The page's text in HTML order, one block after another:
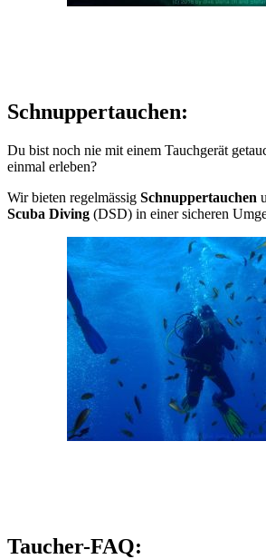
Schnuppertauchen:
Du bist noch nie mit einem Tauchgerät
einmal erleben?
Wir bieten regelmässig Schnuppertauchen
Scuba Diving (DSD) in einer sicheren
Taucher-FAQ: